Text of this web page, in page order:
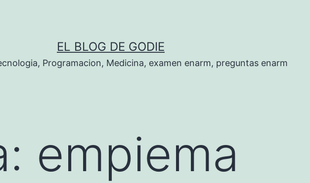
EL BLOG DE GODIE
Programacion, Medicina, examen enarm, preguntas enarm
empiema